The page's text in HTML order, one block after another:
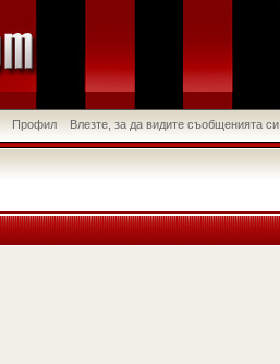
Профил Влезте, за да видите съобщенията си